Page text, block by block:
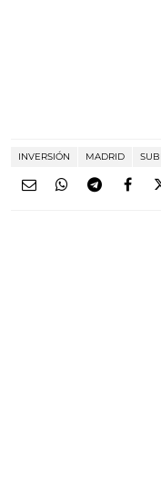
INVERSIÓN MADRID